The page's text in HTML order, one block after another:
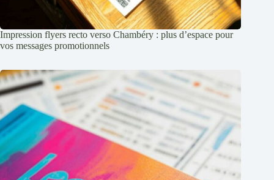
Impression flyers recto verso Chambéry : plus d’espace pour
vos messages promotionnels